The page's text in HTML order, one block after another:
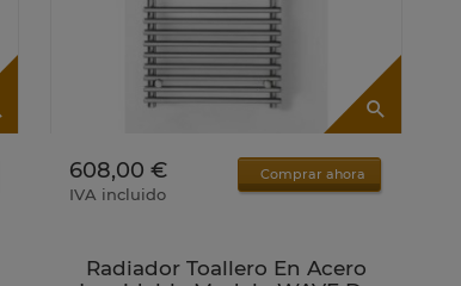
608,00 €
IVA incluido
Comprar ahora
Radiador Toallero En Acero